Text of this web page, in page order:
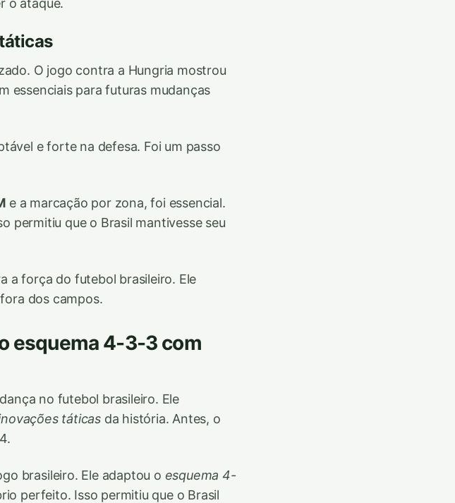
o ataque.
O jogo contra a Hungria mostrou
essenciais para futuras mudanças
e forte na defesa. Foi um passo
e a marcação por zona, foi essencial.
permitiu que o Brasil mantivesse seu
a força do futebol brasileiro. Ele
dos campos.
esquema 4-3-3 com
no futebol brasileiro. Ele
táticasda história. Antes, o
brasileiro. Ele adaptou o esquema 4-
perfeito. Isso permitiu que o Brasil